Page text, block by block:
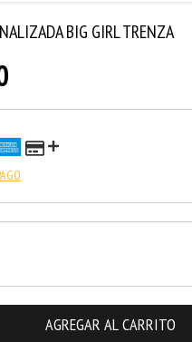
BIG GIRL TRENZA